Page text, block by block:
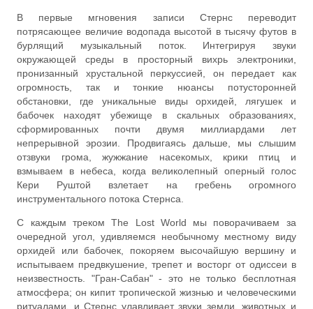
В первые мгновения записи Стернс переводит
потрясающее величие водопада высотой в тысячу футов в
бурлящий музыкальный поток. Интегрируя звуки
окружающей среды в просторный вихрь электроники,
пронизанный хрустальной перкуссией, он передает как
огромность, так и тонкие нюансы потусторонней
обстановки, где уникальные виды орхидей, лягушек и
бабочек находят убежище в скальных образованиях,
сформированных почти двумя миллиардами лет
непрерывной эрозии. Продвигаясь дальше, мы слышим
отзвуки грома, жужжание насекомых, крики птиц и
взмываем в небеса, когда великолепный оперный голос
Кери Руштой взлетает на гребень огромного
инструментального потока Стернса.
С каждым треком The Lost World мы поворачиваем за
очередной угол, удивляемся необычному местному виду
орхидей или бабочек, покоряем высочайшую вершину и
испытываем предвкушение, трепет и восторг от одиссеи в
неизвестность. "Гран-Сабан" - это не только бесплотная
атмосфера; он кипит тропической жизнью и человеческими
ритуалами, и Стернс улавливает звуки земли, животных и